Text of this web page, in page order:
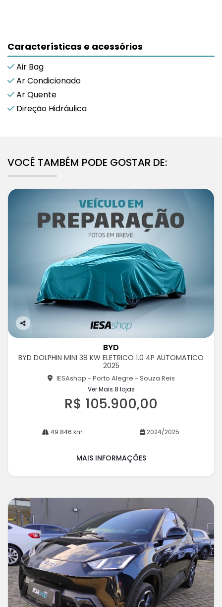
Características e acessórios
Air Bag
Ar Condicionado
Ar Quente
Direção Hidráulica
VOCÊ TAMBÉM PODE GOSTAR DE:
Co
rtil
BYD
BYD DOLPHIN MINI 38 KW ELETRICO 1.0 4P AUTOMATICO
2025
IESAshop - Porto Alegre - Souza Reis
Ver Mais 8 lojas
R$ 105.900,00
49.846 km 2024/2025
MAIS INFORMAÇÕES